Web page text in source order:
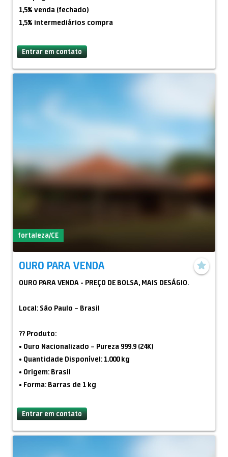
1,5% venda (fechado)
1,5% intermediários compra
QUANTIDADE
Mínima: 1 tonelada
1. BG MT760
Mellon Bank & Bank of America)
5. MT799 BLOCKED FUNDS
DOCUMENTOS
Obs.: É NECESSÁRIO A DOCUMENTAÇÃO. VENDA REAL
Entrar em contato
fortaleza/CE
OURO PARA VENDA
OURO PARA VENDA - PREÇO DE BOLSA, MAIS DESÁGIO.
Local: São Paulo – Brasil
?? Produto:
• Ouro Nacionalizado – Pureza 999.9 (24K)
• Quantidade Disponível: 1.000 kg
• Origem: Brasil
• Forma: Barras de 1 kg
?? Entrega:
• Casas de custódia credenciadas (Brinks, Prosegur,
SantanaSeg)
Entrar em contato